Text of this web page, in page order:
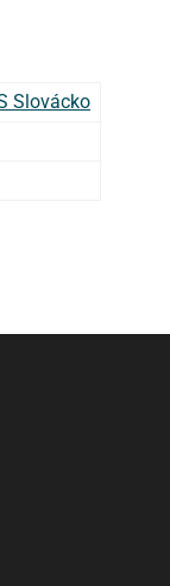
Slovácko